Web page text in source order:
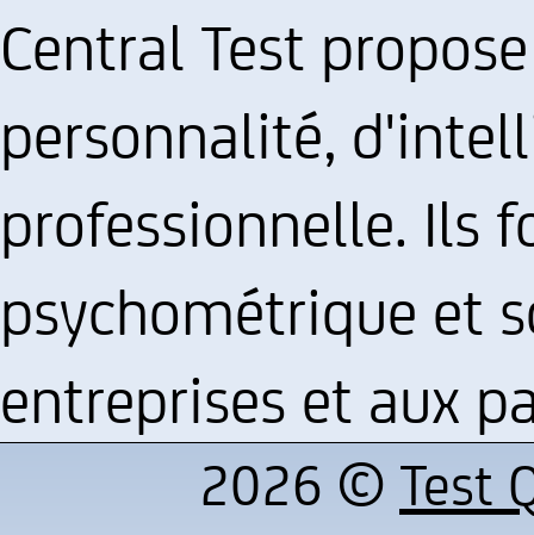
Central Test
personnalité,
professionnelle. Ils
psychométrique et
entreprises et aux
2026 © Test